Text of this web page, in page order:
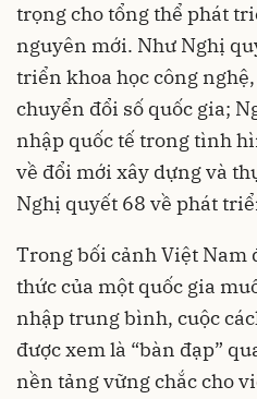
trọng cho tổng thể phát
nguyên mới. Như Nghị
triển khoa học công
chuyển đổi số quốc gia;
nhập quốc tế trong tình
về đổi mới xây dựng và
Nghị quyết 68 về phát
Trong bối cảnh Việt Nam
thức của một quốc gia
nhập trung bình, cuộc
được xem là “bàn đạp”
nền tảng vững chắc cho